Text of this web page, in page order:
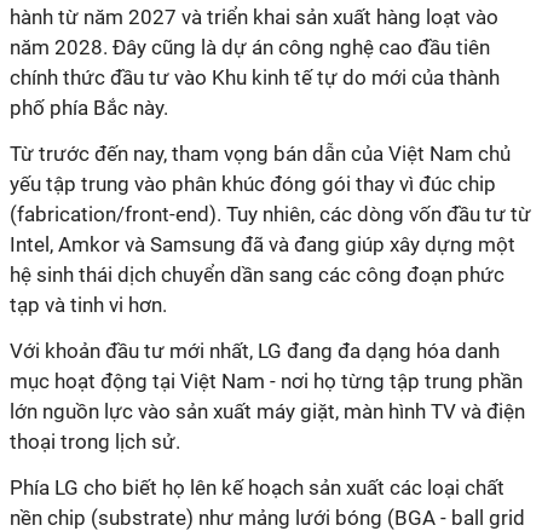
hành từ năm 2027 và triển khai sản xuất hàng loạt vào
năm 2028. Đây cũng là dự án công nghệ cao đầu tiên
chính thức đầu tư vào Khu kinh tế tự do mới của thành
phố phía Bắc này.
Từ trước đến nay, tham vọng bán dẫn của Việt Nam chủ
yếu tập trung vào phân khúc đóng gói thay vì đúc chip
(fabrication/front-end). Tuy nhiên, các dòng vốn đầu tư từ
Intel, Amkor và Samsung đã và đang giúp xây dựng một
hệ sinh thái dịch chuyển dần sang các công đoạn phức
tạp và tinh vi hơn.
Với khoản đầu tư mới nhất, LG đang đa dạng hóa danh
mục hoạt động tại Việt Nam - nơi họ từng tập trung phần
lớn nguồn lực vào sản xuất máy giặt, màn hình TV và điện
thoại trong lịch sử.
Phía LG cho biết họ lên kế hoạch sản xuất các loại chất
nền chip (substrate) như mảng lưới bóng (BGA - ball grid